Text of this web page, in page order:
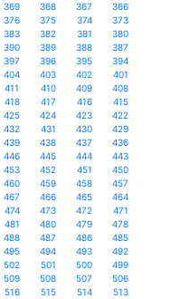
366
367
368
369
373
374
375
376
380
381
382
383
387
388
389
390
394
395
396
397
401
402
403
404
408
409
410
411
415
416
417
418
422
423
424
425
429
430
431
432
436
437
438
439
443
444
445
446
450
451
452
453
457
458
459
460
464
465
466
467
471
472
473
474
478
479
480
481
485
486
487
488
492
493
494
495
499
500
501
502
506
507
508
509
513
514
515
516